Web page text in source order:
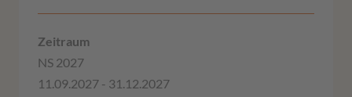
NS 2027
11.09.2027 - 31.12.2027